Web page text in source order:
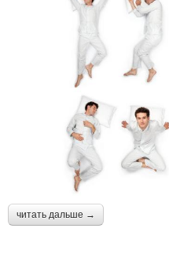
читать дальше →